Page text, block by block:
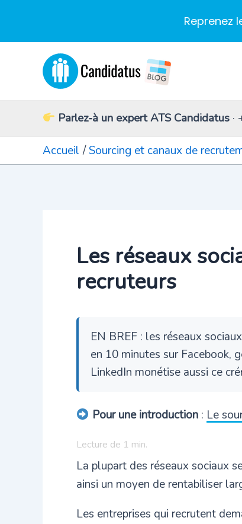
Parlez‑à un expert ATS Candidatus ·
Accueil Sourcing et canaux de
Les réseaux
recruteurs
EN BREF : les réseaux
en 10 minutes sur Facebook,
LinkedIn monétise aussi ce
Pour une introduction: Le
Lecture de 1 min.
La plupart des réseaux sociaux
ainsi un moyen de rentabiliser
Les entreprises qui recrutent
Reprenez